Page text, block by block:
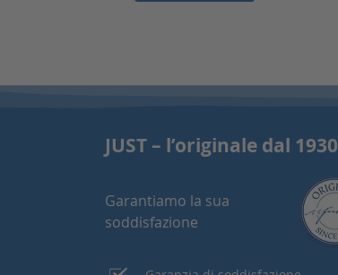
JUST – l’originale dal 1930
Garantiamo la sua
soddisfazione